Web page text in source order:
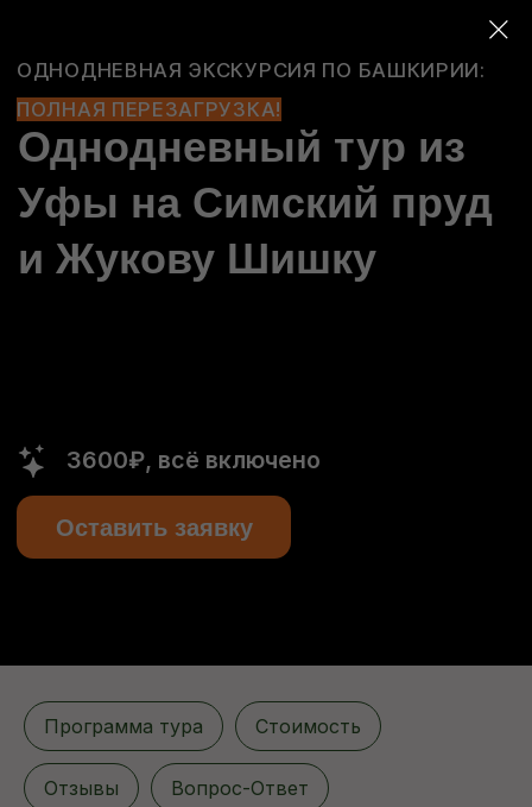
Однодневный тур из
Уфы на Симский пруд
и Жукову Шишку
ПОЛНАЯ ПЕРЕЗАГРУЗКА!
Программа тура Стоимость
Отзывы Вопрос-Ответ